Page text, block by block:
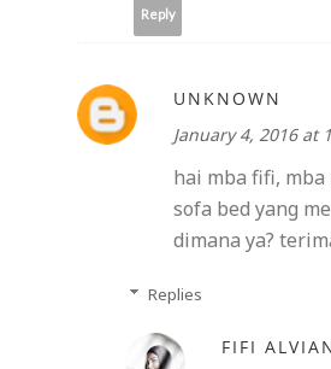
Reply
UNKNOWN
January 4, 2016 at
hai mba fifi, mba
sofa bed yang
dimana ya?
Replies
FIFI